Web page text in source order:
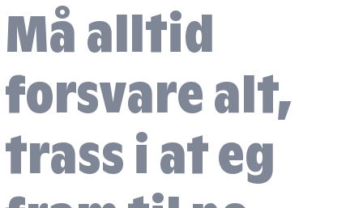
Må alltid
forsvare alt,
trass i at eg